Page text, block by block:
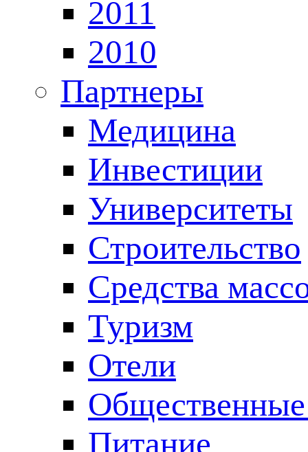
2011
2010
Партнеры
Медицина
Инвестиции
Университеты
Строительство
Средства
Туризм
Отели
Общественные
Питание